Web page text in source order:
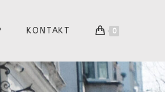
KONTAKT 0